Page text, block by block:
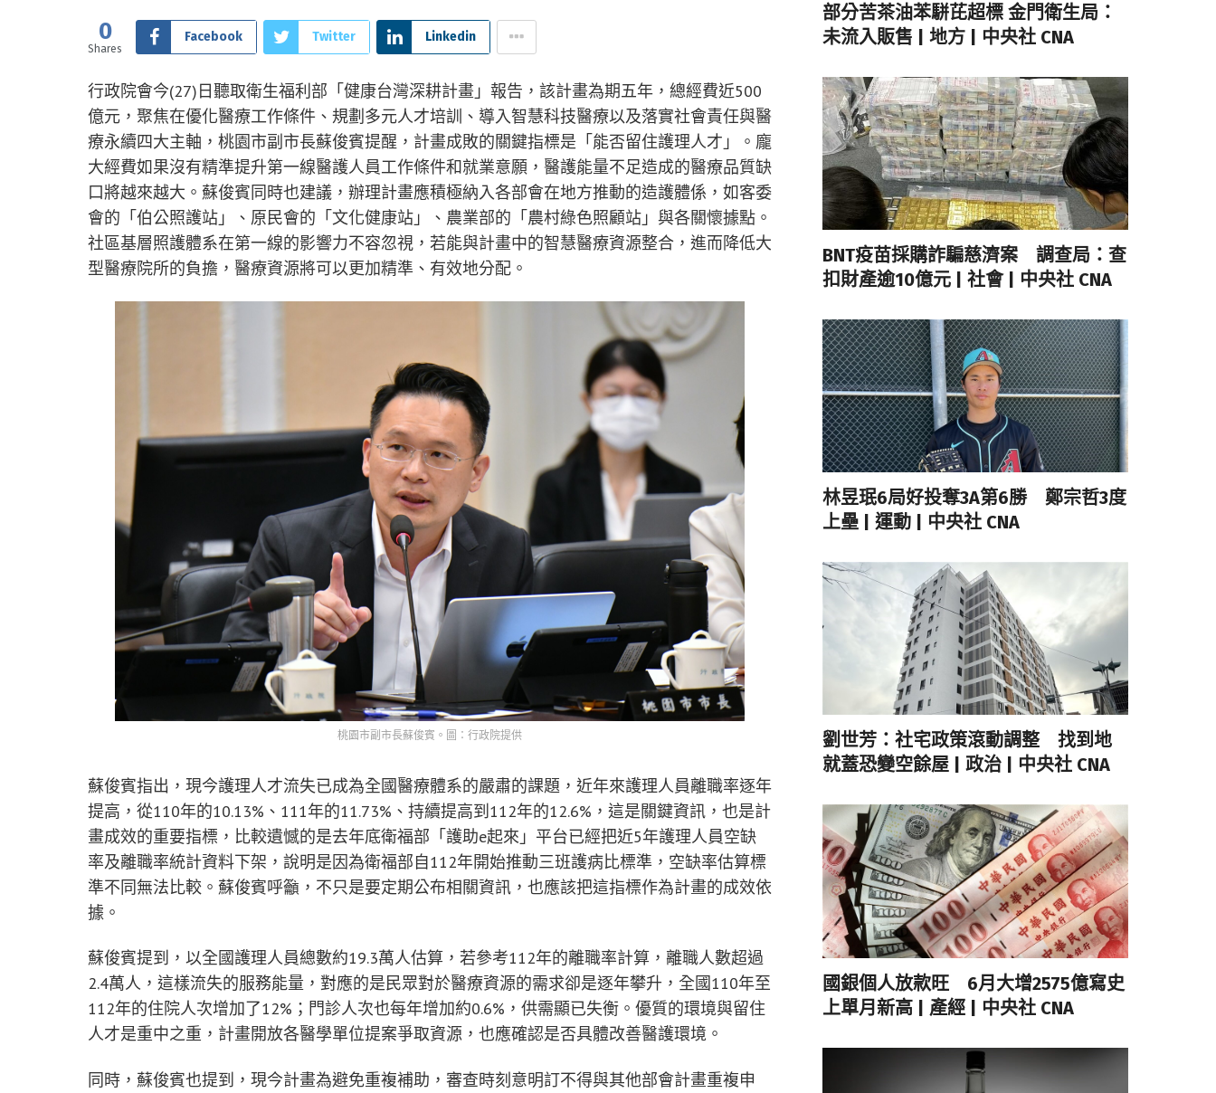
0
Shares
Facebook Twitter Linkedin
行政院會今(27)日聽取衛生福利部「健康台灣深耕計畫」報告，該計畫為期五年，總經費近500
億元，聚焦在優化醫療工作條件、規劃多元人才培訓、導入智慧科技醫療以及落實社會責任與醫
療永續四大主軸，桃園市副市長蘇俊賓提醒，計畫成敗的關鍵指標是「能否留住護理人才」。龐
大經費如果沒有精準提升第一線醫護人員工作條件和就業意願，醫護能量不足造成的醫療品質缺
口將越來越大。蘇俊賓同時也建議，辦理計畫應積極納入各部會在地方推動的造護體係，如客委
會的「伯公照護站」、原民會的「文化健康站」、農業部的「農村綠色照顧站」與各關懷據點。
社區基層照護體系在第一線的影響力不容忽視，若能與計畫中的智慧醫療資源整合，進而降低大
型醫療院所的負擔，醫療資源將可以更加精準、有效地分配。
桃園市副市長蘇俊賓。圖：行政院提供
蘇俊賓指出，現今護理人才流失已成為全國醫療體系的嚴肅的課題，近年來護理人員離職率逐年
提高，從110年的10.13%、111年的11.73%、持續提高到112年的12.6%，這是關鍵資訊，也是計
畫成效的重要指標，比較遺憾的是去年底衛福部「護助e起來」平台已經把近5年護理人員空缺
率及離職率統計資料下架，說明是因為衛福部自112年開始推動三班護病比標準，空缺率估算標
準不同無法比較。蘇俊賓呼籲，不只是要定期公布相關資訊，也應該把這指標作為計畫的成效依
據。
蘇俊賓提到，以全國護理人員總數約19.3萬人估算，若參考112年的離職率計算，離職人數超過
2.4萬人，這樣流失的服務能量，對應的是民眾對於醫療資源的需求卻是逐年攀升，全國110年至
112年的住院人次增加了12%；門診人次也每年增加約0.6%，供需顯已失衡。優質的環境與留住
人才是重中之重，計畫開放各醫學單位提案爭取資源，也應確認是否具體改善醫護環境。
同時，蘇俊賓也提到，現今計畫為避免重複補助，審查時刻意明訂不得與其他部會計畫重複申
部分苦茶油苯駢芘超標 金門衛生局：
未流入販售 | 地方 | 中央社 CNA
BNT疫苗採購詐騙慈濟案 調查局：查
扣財產逾10億元 | 社會 | 中央社 CNA
林昱珉6局好投奪3A第6勝 鄭宗哲3度
上壘 | 運動 | 中央社 CNA
劉世芳：社宅政策滾動調整 找到地
就蓋恐變空餘屋 | 政治 | 中央社 CNA
國銀個人放款旺 6月大增2575億寫史
上單月新高 | 產經 | 中央社 CNA